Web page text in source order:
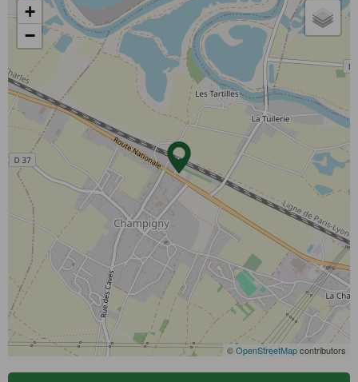
+
−
©OpenStreetMapcontributors